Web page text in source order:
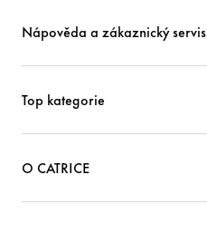
Nápověda a zákaznický servis
Top kategorie
O CATRICE